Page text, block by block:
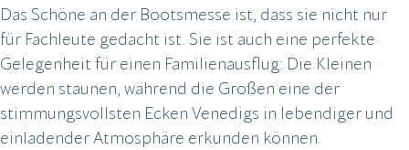
Das Schöne an der Bootsmesse ist, dass sie nicht nur
für Fachleute gedacht ist. Sie ist auch eine perfekte
Gelegenheit für einen Familienausflug: Die Kleinen
werden staunen, während die Großen eine der
stimmungsvollsten Ecken Venedigs in lebendiger und
einladender Atmosphäre erkunden können.